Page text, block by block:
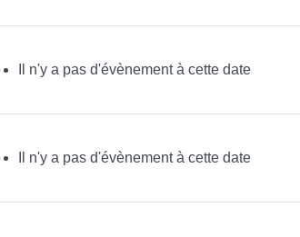
Il n'y a pas d'évènement à cette date
Il n'y a pas d'évènement à cette date